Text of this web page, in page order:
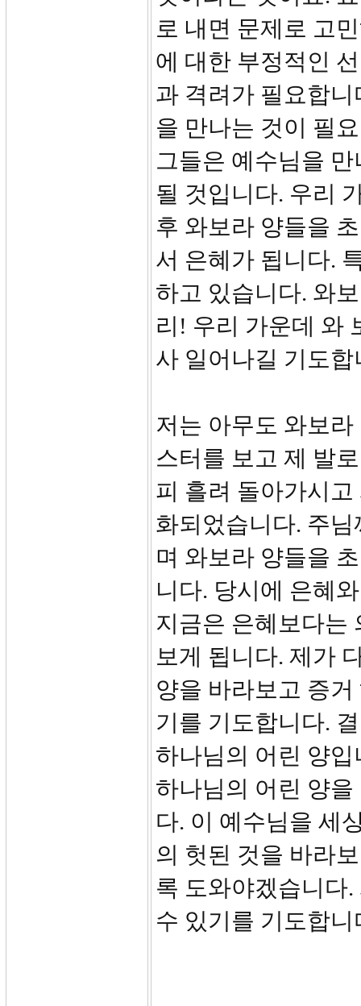
로 내면 문제로 고
에 대한 부정적인
과 격려가 필요합
을 만나는 것이 필
그들은 예수님을
될 것입니다. 우리
후 와보라 양들을
서 은혜가 됩니다.
하고 있습니다. 와
리! 우리 가운데 와
사 일어나길 기도합
저는 아무도 와보
스터를 보고 제 발
피 흘려 돌아가시
화되었습니다. 주
며 와보라 양들을
니다. 당시에 은혜
지금은 은혜보다는
보게 됩니다. 제가
양을 바라보고 증
기를 기도합니다.
하나님의 어린 양
하나님의 어린 양
다. 이 예수님을 세
의 헛된 것을 바라
록 도와야겠습니다
수 있기를 기도합니